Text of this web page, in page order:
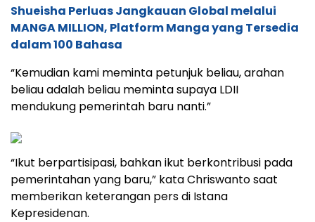
Shueisha Perluas Jangkauan Global melalui
MANGA MILLION, Platform Manga yang Tersedia
dalam 100 Bahasa
“Kemudian kami meminta petunjuk beliau, arahan
beliau adalah beliau meminta supaya LDII
mendukung pemerintah baru nanti.”
“Ikut berpartisipasi, bahkan ikut berkontribusi pada
pemerintahan yang baru,” kata Chriswanto saat
memberikan keterangan pers di Istana
Kepresidenan.